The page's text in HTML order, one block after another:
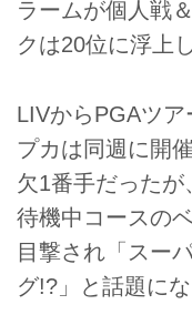
ラームが個人戦
クは20位に浮上し
LIVからPGAツ
プカは同週に開
欠1番手だったが
待機中コースの
目撃され「スー
グ!?」と話題にな